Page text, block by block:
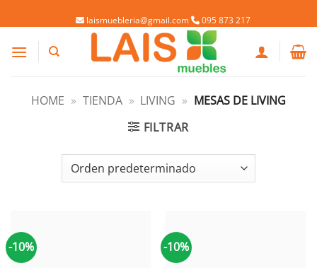
al
contenido
laismuebleria@gmail.com
095 873 217
HOME » TIENDA » LIVING » MESAS DE LIVING
FILTRAR
-10% -10%